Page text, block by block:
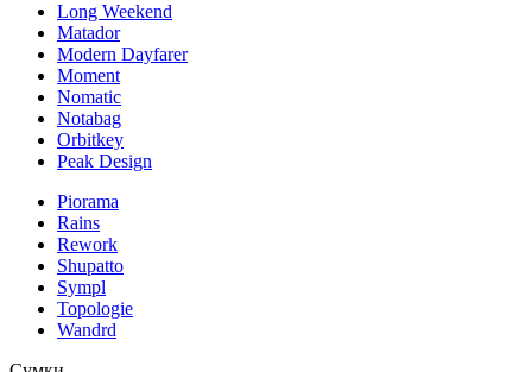
Long Weekend
Matador
Modern Dayfarer
Moment
Nomatic
Notabag
Orbitkey
Peak Design
Piorama
Rains
Rework
Shupatto
Sympl
Topologie
Wandrd